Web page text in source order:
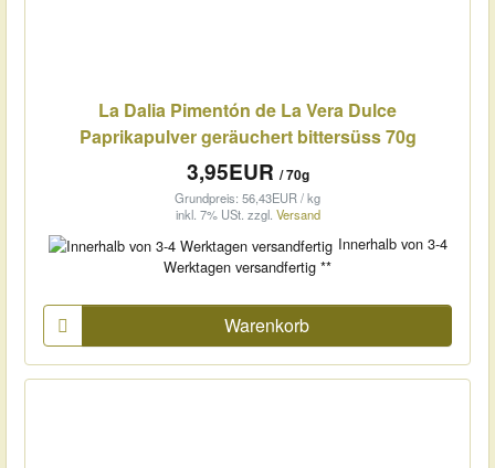
La Dalia Pimentón de La Vera Dulce
Paprikapulver geräuchert bittersüss 70g
3,95EUR / 70g
Grundpreis: 56,43EUR / kg
inkl. 7% USt. zzgl. Versand
Innerhalb von 3-4
Werktagen versandfertig **
Warenkorb